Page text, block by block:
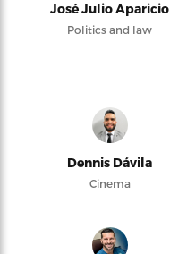
José Julio Aparicio
Politics and law
Dennis Dávila
Cinema